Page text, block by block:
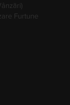
Furtune